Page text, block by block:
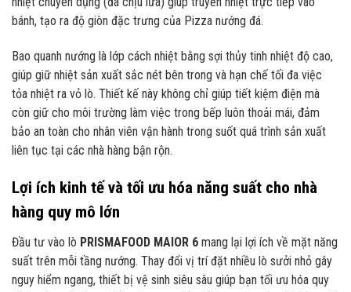
bánh, tạo ra độ giòn đặc trưng của Pizza nướng đá.
Bao quanh nướng là lớp cách nhiệt bằng sợi thủy tinh nhiệt độ cao,
giúp giữ nhiệt sản xuất sắc nét bên trong và hạn chế tối đa việc
tỏa nhiệt ra vỏ lò. Thiết kế này không chỉ giúp tiết kiệm điện mà
còn giữ cho môi trường làm việc trong bếp luôn thoải mái, đảm
bảo an toàn cho nhân viên vận hành trong suốt quá trình sản xuất
liên tục tại các nhà hàng bận rộn.
Lợi ích kinh tế và tối ưu hóa năng suất cho nhà
hàng quy mô lớn
Đầu tư vào lò PRISMAFOOD MAIOR 6 mang lại lợi ích về mặt năng
suất trên mỗi tầng nướng. Thay đổi vị trí đặt nhiều lò sưởi nhỏ gây
nguy hiểm ngang, thiết bị vệ sinh siêu sâu giúp bạn tối ưu hóa quy